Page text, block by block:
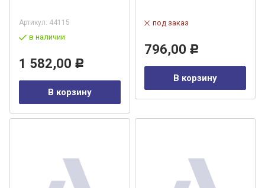
Артикул: 44115
в наличии
1 582,00 Р
В корзину
под заказ
796,00 Р
В корзину